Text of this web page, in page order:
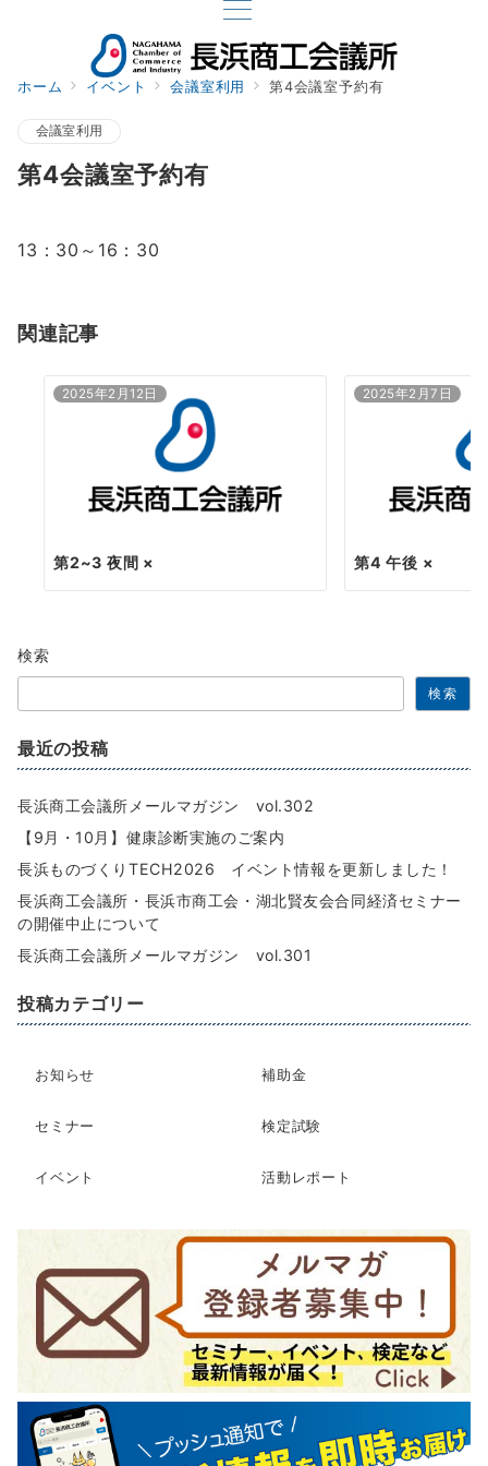
ホーム イベント 会議室利用 第4会議室予約有
会議室利用
第4会議室予約有
13：30～16：30
関連記事
2025年2月12日
第2~3 夜間 ×
2025年2月7日
第4 午後 ×
検索
検索
最近の投稿
長浜商工会議所メールマガジン vol.302
【9月・10月】健康診断実施のご案内
長浜ものづくりTECH2026 イベント情報を更新しました！
長浜商工会議所・長浜市商工会・湖北賢友会合同経済セミナー
の開催中止について
長浜商工会議所メールマガジン vol.301
投稿カテゴリー
お知らせ 補助金
セミナー 検定試験
イベント 活動レポート